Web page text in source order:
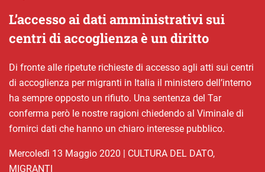
L’accesso ai dati amministrativi sui
centri di accoglienza è un diritto
Di fronte alle ripetute richieste di accesso agli atti sui centri
di accoglienza per migranti in Italia il ministero dell’interno
ha sempre opposto un rifiuto. Una sentenza del Tar
conferma però le nostre ragioni chiedendo al Viminale di
fornirci dati che hanno un chiaro interesse pubblico.
mercoledì 13 Maggio 2020 | CULTURA DEL DATO,
MIGRANTI